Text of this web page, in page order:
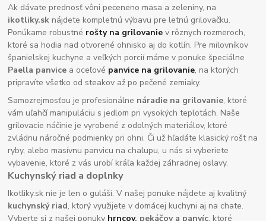
Ak dávate prednosť vôni pečeného mäsa a zeleniny, na
ikotliky.sk nájdete kompletnú výbavu pre letnú grilovačku.
Ponúkame robustné rošty na grilovanie v rôznych rozmeroch,
ktoré sa hodia nad otvorené ohnisko aj do kotlín. Pre milovníkov
španielskej kuchyne a veľkých porcií máme v ponuke špeciálne
Paella panvice a oceľové panvice na grilovanie, na ktorých
pripravíte všetko od steakov až po pečené zemiaky.
Samozrejmosťou je profesionálne náradie na grilovanie, ktoré
vám uľahčí manipuláciu s jedlom pri vysokých teplotách. Naše
grilovacie náčinie je vyrobené z odolných materiálov, ktoré
zvládnu náročné podmienky pri ohni. Či už hľadáte klasický rošt na
ryby, alebo masívnu panvicu na chalupu, u nás si vyberiete
vybavenie, ktoré z vás urobí kráľa každej záhradnej oslavy.
Kuchynský riad a doplnky
Ikotliky.sk nie je len o guláši. V našej ponuke nájdete aj kvalitný
kuchynský riad, ktorý využijete v domácej kuchyni aj na chate.
Vyberte si z našej ponuky hrncov, pekáčov a panvíc, ktoré